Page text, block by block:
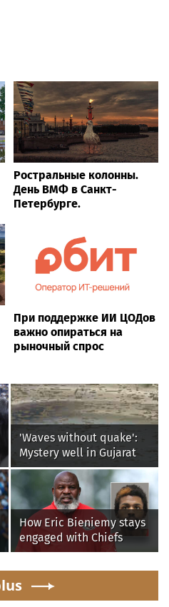
Ростральные колонны.
День ВМФ в Санкт-
Петербурге.
При поддержке ИИ ЦОДов
важно опираться на
рыночный спрос
'Waves without quake':
Mystery well in Gujarat
baffles locals as water
ripples for 5 days; watch
How Eric Bieniemy stays
engaged with Chiefs
while tending to wife,
alleged shooting by son